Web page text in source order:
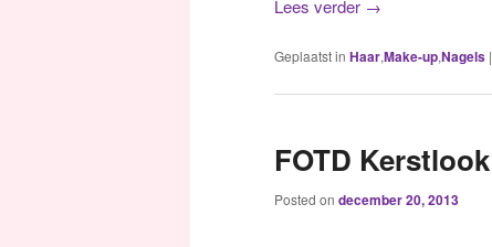
Lees verder →
Geplaatst in Haar,Make-up,Nagels |
FOTD Kerstlook
Posted on december 20, 2013